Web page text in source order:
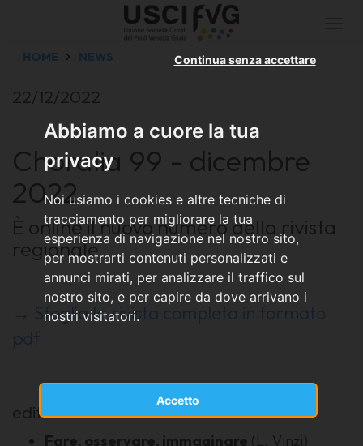
Abbiamo a cuore la tua
privacy
Noi usiamo i cookies e altre tecniche di
tracciamento per migliorare la tua
esperienza di navigazione nel nostro sito,
per mostrarti contenuti personalizzati e
annunci mirati, per analizzare il traffico sul
nostro sito, e per capire da dove arrivano i
nostri visitatori.
Accetto
Continua senza accettare
HOME NEWS
22/12/2022
Choralia 99 - dicembre
2022
È online il nuovo numero della rivista
regionale
→ Sfoglia la rivista completa in formato
pdf
editoriale
Fare, osservare, immaginare (L. Vinzi)